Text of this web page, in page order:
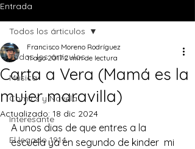
Entrada
Todos los árticulos
Música
Comics y Novela
Interesante
El legado 1914
Todos los árticulos
Carta a Vera (Mamá es la
mujer maravilla)
Francisco Moreno Rodríguez
11 ago 2017 2 min de lectura
Actualizado: 18 dic 2024
A unos dias de que entres a la
escuela ya en segundo de kinder  mi